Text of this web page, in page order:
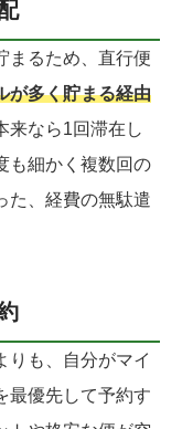
まるため、直行便
が多く貯まる経由
来なら1回滞在し
も細かく複数回の
た、経費の無駄遣
りも、自分がマイ
最優先して予約す